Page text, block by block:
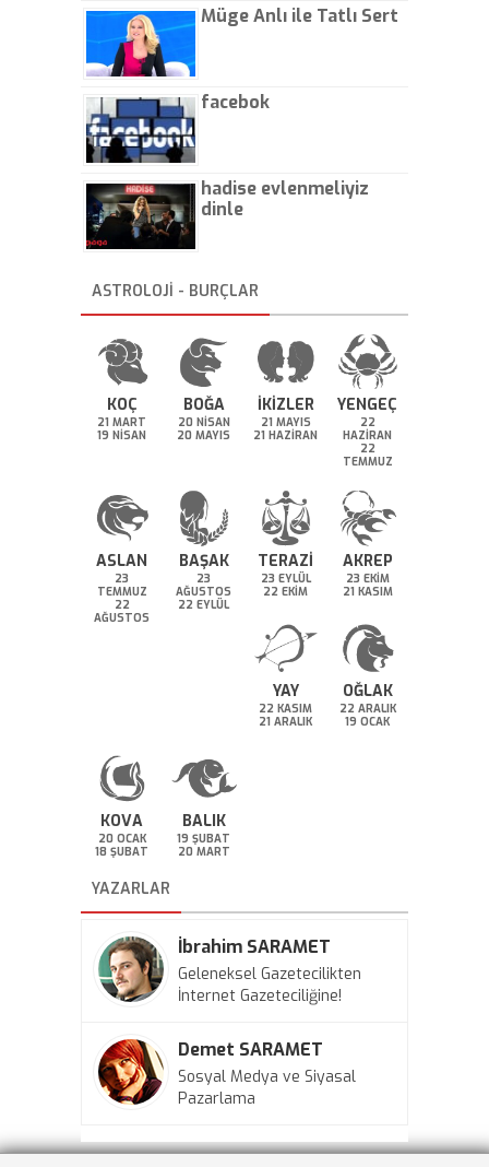
Müge Anlı ile Tatlı Sert
facebok
hadise evlenmeliyiz
dinle
ASTROLOJİ - BURÇLAR
KOÇ
21 MART
19 NİSAN
BOĞA
20 NİSAN
20 MAYIS
İKİZLER
21 MAYIS
21 HAZİRAN
YENGEÇ
22
HAZİRAN
22
TEMMUZ
ASLAN
23
TEMMUZ
22
AĞUSTOS
BAŞAK
23
AĞUSTOS
22 EYLÜL
TERAZİ
23 EYLÜL
22 EKİM
AKREP
23 EKİM
21 KASIM
YAY
22 KASIM
21 ARALIK
OĞLAK
22 ARALIK
19 OCAK
KOVA
20 OCAK
18 ŞUBAT
BALIK
19 ŞUBAT
20 MART
YAZARLAR
İbrahim SARAMET
Geleneksel Gazetecilikten
İnternet Gazeteciliğine!
Demet SARAMET
Sosyal Medya ve Siyasal
Pazarlama